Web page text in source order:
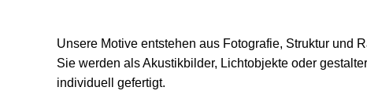
Unsere Motive entstehen aus Fotografie, Struktur und
Sie werden als Akustikbilder, Lichtobjekte oder
individuell gefertigt.